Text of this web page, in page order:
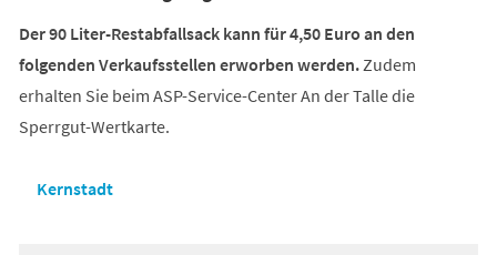
Der 90 Liter-Restabfallsack kann für 4,50 Euro an den
folgenden Verkaufsstellen erworben werden.Zudem
erhalten Sie beim ASP-Service-Center An der Talle die
Sperrgut-Wertkarte.
Kernstadt